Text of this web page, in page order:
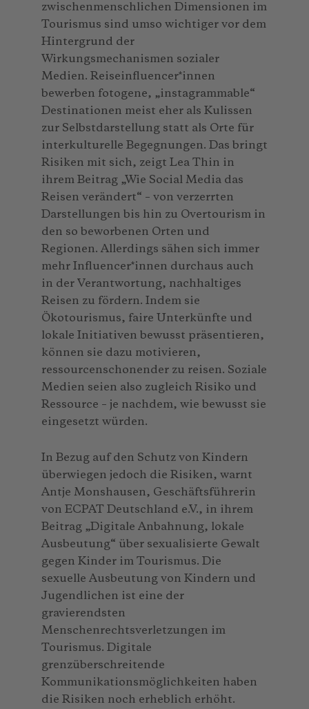
zwischenmenschlichen Dimensionen im
Tourismus sind umso wichtiger vor dem
Hintergrund der
Wirkungsmechanismen sozialer
Medien. Reiseinfluencer*innen
bewerben fotogene, „instagrammable“
Destinationen meist eher als Kulissen
zur Selbstdarstellung statt als Orte für
interkulturelle Begegnungen. Das bringt
Risiken mit sich, zeigt Lea Thin in
ihrem Beitrag „Wie Social Media das
Reisen verändert“ – von verzerrten
Darstellungen bis hin zu Overtourism in
den so beworbenen Orten und
Regionen. Allerdings sähen sich immer
mehr Influencer*innen durchaus auch
in der Verantwortung, nachhaltiges
Reisen zu fördern. Indem sie
Ökotourismus, faire Unterkünfte und
lokale Initiativen bewusst präsentieren,
können sie dazu motivieren,
ressourcenschonender zu reisen. Soziale
Medien seien also zugleich Risiko und
Ressource – je nachdem, wie bewusst sie
eingesetzt würden.
In Bezug auf den Schutz von Kindern
überwiegen jedoch die Risiken, warnt
Antje Monshausen, Geschäftsführerin
von ECPAT Deutschland e.V., in ihrem
Beitrag „Digitale Anbahnung, lokale
Ausbeutung“ über sexualisierte Gewalt
gegen Kinder im Tourismus. Die
sexuelle Ausbeutung von Kindern und
Jugendlichen ist eine der
gravierendsten
Menschenrechtsverletzungen im
Tourismus. Digitale
grenzüberschreitende
Kommunikationsmöglichkeiten haben
die Risiken noch erheblich erhöht.